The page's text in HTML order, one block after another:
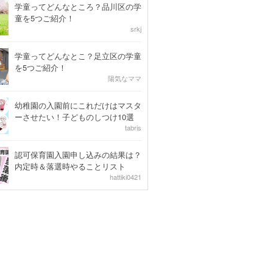
学童ってどんなところ？品川区の学
童を5つご紹介！
srkj
学童ってどんなとこ？足立区の学童
を5つご紹介！
陽気なママ
幼稚園の入園前にこれだけはマスタ
ーさせたい！子どものしつけ10選
tabris
認可保育園入園申し込みの結果は？
内定時＆落選時やることリスト
hattiki0421